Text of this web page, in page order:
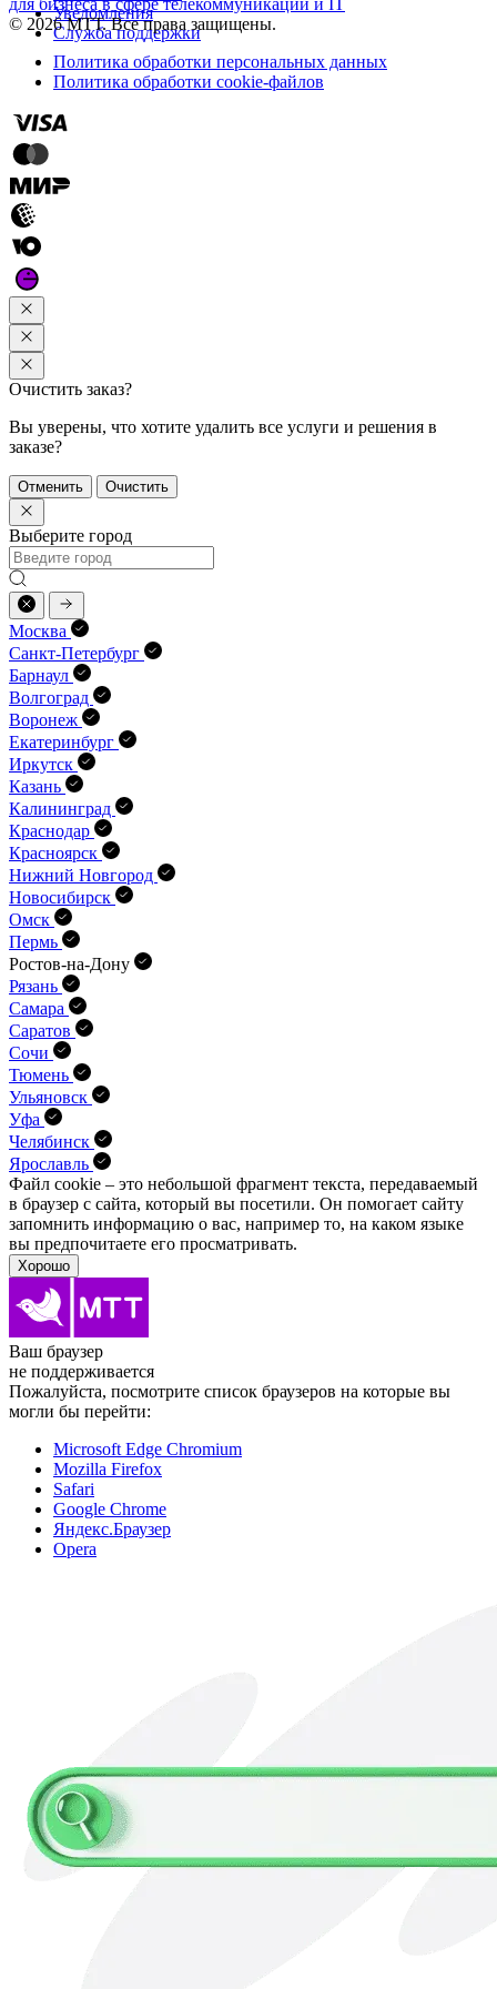
Уведомления
Служба поддержки
для бизнеса в сфере телекоммуникаций и IT
© 2026 МТТ. Все права защищены.
Политика обработки персональных данных
Политика обработки cookie-файлов
Очистить заказ?
Вы уверены, что хотите удалить все услуги и решения в
заказе?
Отменить Очистить
Выберите город
Москва
Санкт-Петербург
Барнаул
Волгоград
Воронеж
Екатеринбург
Иркутск
Казань
Калининград
Краснодар
Красноярск
Нижний Новгород
Новосибирск
Омск
Пермь
Ростов-на-Дону
Рязань
Самара
Саратов
Сочи
Тюмень
Ульяновск
Уфа
Челябинск
Ярославль
Файл cookie – это небольшой фрагмент текста, передава­емый
в браузер с сайта, который вы посетили. Он помо­гает сайту
запомнить информацию о вас, например то, на каком языке
вы предпочитаете его просматривать.
Хорошо
Ваш браузер
не поддерживается
Пожалуйста, посмотрите список браузеров на которые вы
могли бы перейти:
Microsoft Edge Chromium
Mozilla Firefox
Safari
Google Chrome
Яндекс.Браузер
Opera